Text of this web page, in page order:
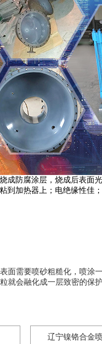
成防腐涂层，烧成后表
加热器上；电绝缘性佳
面需要喷砂粗糙化，喷
就会融化成一层致密的保
辽宁镍铬合金